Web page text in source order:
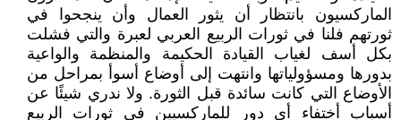
الماركسيون بانتظار أن يثور العمال وأن ينجحوا في
ثورتهم فلنا في ثورات الربيع العربي لعبرة والتي فشلت
بكل أسف لغياب القيادة الحكيمة والمنظمة والواعية
بدورها ومسؤولياتها وانتهت إلى أوضاع أسوأ بمراحل من
الأوضاع التي كانت سائدة قبل الثورة. ولا ندري شيئًا عن
أسباب أختفاء أي دور للماركسيين في ثورات الربيع